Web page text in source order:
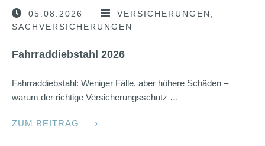
05.08.2026
VERSICHERUNGEN
SACHVERSICHERUNGEN
Fahrraddiebstahl 2026
Fahrraddiebstahl: Weniger Fälle, aber höhere Schäden –
warum der richtige Versicherungsschutz …
ZUM BEITRAG ⟶